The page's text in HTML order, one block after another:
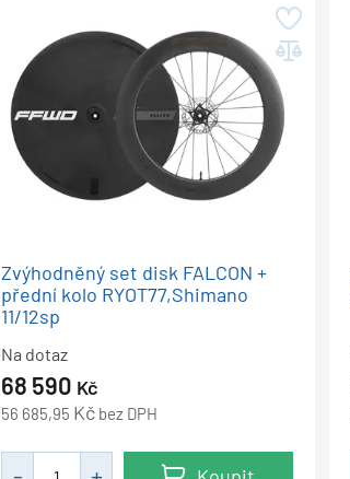
Zvýhodněný set disk FALCON +
přední kolo RYOT77,Shimano
11/12sp
Na dotaz
68 590 Kč
56 685,95 Kč bez DPH